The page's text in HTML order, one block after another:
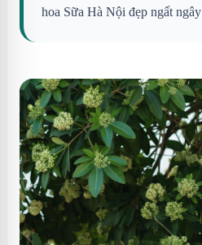
hoa Sữa Hà Nội đẹp ngất ngây